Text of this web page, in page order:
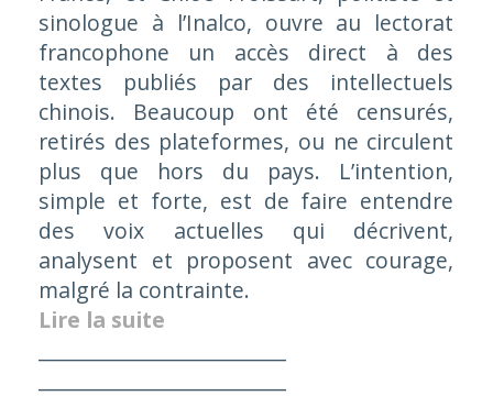
sinologue à l’Inalco, ouvre au lectorat
francophone un accès direct à des
textes publiés par des intellectuels
chinois. Beaucoup ont été censurés,
retirés des plateformes, ou ne circulent
plus que hors du pays. L’intention,
simple et forte, est de faire entendre
des voix actuelles qui décrivent,
analysent et proposent avec courage,
malgré la contrainte.
Lire la suite